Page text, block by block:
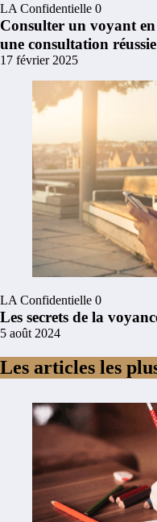
LA Confidentielle 0
Consulter un voyant
une consultation
17 février 2025
LA Confidentielle 0
Les secrets de la
5 août 2024
Les articles les